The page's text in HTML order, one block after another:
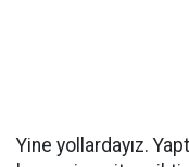
Yine yollardayız.